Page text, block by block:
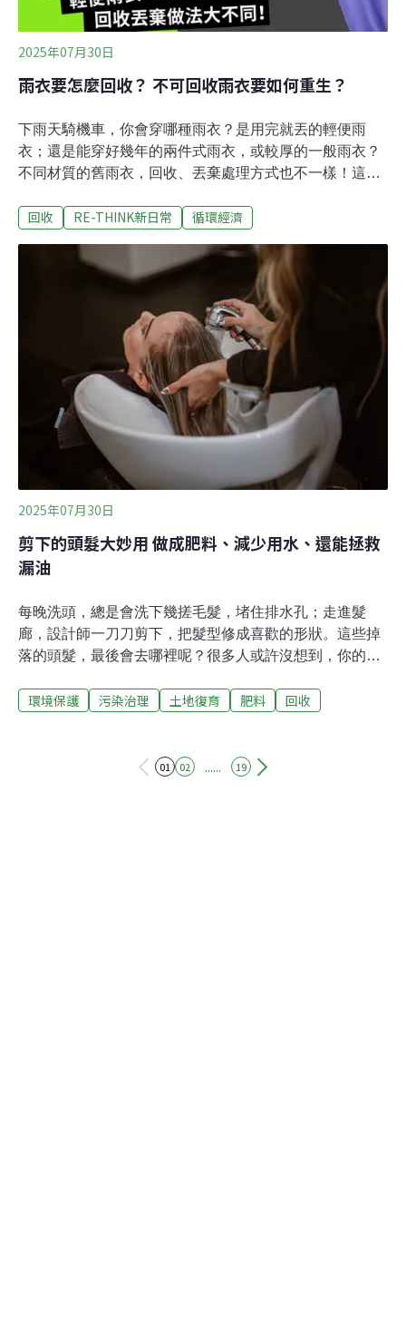
新的。Material Focus指出，英國每年丟
2025年07月30日
雨衣要怎麼回收？ 不可回收雨衣要如何重生？
下雨天騎機車，你會穿哪種雨衣？是用完就丟的輕便雨
衣；還是能穿好幾年的兩件式雨衣，或較厚的一般雨衣？
不同材質的舊雨衣，回收、丟棄處理方式也不一樣！這篇
衣、兩件式雨衣或一般雨衣，該怎麼正確丟棄，以及到底
輕便雨衣可回收！你可能也曾有這種經驗？騎車騎到一半
突然下大雨，趕快衝進便利商店，買一件輕便雨衣應急。
輕便雨衣如其名，輕薄、方便，但也很容易破損。不能再
使用的輕便雨衣該怎麼丟棄？其實輕便雨衣就是放大版的
塑膠袋，屬於可回收塑膠！輕便雨衣回收前，先完成2步
驟跟多數塑膠製品回收一樣，輕便雨衣回收也要遵循乾
淨、材質單純兩大原則。回收前，別忘了完成2步驟：兩
件式雨衣（一般雨衣）不可回收！較厚的一般雨衣，或是
騎機車常見的兩件式雨衣，多半不可回收。這類雨衣雖然
較耐穿，但常見材質為 PE 加上尼龍或其他複合材質，回
回收 RE-THINK新日常 循環經濟
2025年07月30日
剪下的頭髮大妙用 做成肥料、減少用水、還能拯救
漏油
每晚洗頭，總是會洗下幾搓毛髮，堵住排水孔；走進髮
廊，設計師一刀刀剪下，把髮型修成喜歡的形狀。這些掉
落的頭髮，最後會去哪裡呢？很多人或許沒想到，你的頭
棄的頭髮，回收利用、把廢料變材料，解決更多環境問
雖是生物可分解，最終也會像其他有機物質一樣進入土壤
環境保護 污染治理 土地復育 肥料 回收
01 02 ...... 19